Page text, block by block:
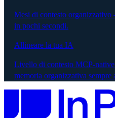
Mesi di contesto
in pochi secondi.
Allineare la tua IA
Livello di contesto MCP-
memoria organizzativa sempre